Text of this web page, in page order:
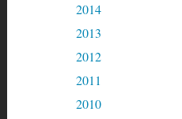
2014
2013
2012
2011
2010